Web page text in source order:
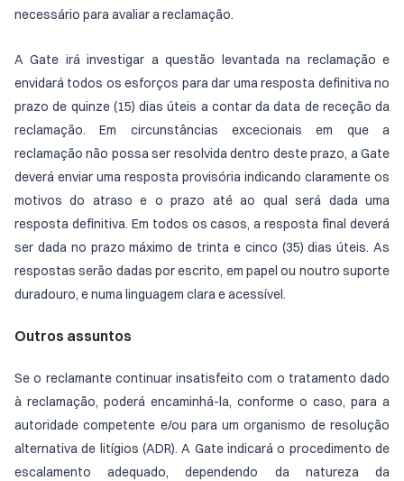
necessário para avaliar a reclamação.
A Gate irá investigar a questão levantada na reclamação e
envidará todos os esforços para dar uma resposta definitiva no
prazo de quinze (15) dias úteis a contar da data de receção da
reclamação. Em circunstâncias excecionais em que a
reclamação não possa ser resolvida dentro deste prazo, a Gate
deverá enviar uma resposta provisória indicando claramente os
motivos do atraso e o prazo até ao qual será dada uma
resposta definitiva. Em todos os casos, a resposta final deverá
ser dada no prazo máximo de trinta e cinco (35) dias úteis. As
respostas serão dadas por escrito, em papel ou noutro suporte
duradouro, e numa linguagem clara e acessível.
Outros assuntos
Se o reclamante continuar insatisfeito com o tratamento dado
à reclamação, poderá encaminhá-la, conforme o caso, para a
autoridade competente e/ou para um organismo de resolução
alternativa de litígios (ADR). A Gate indicará o procedimento de
escalamento adequado, dependendo da natureza da